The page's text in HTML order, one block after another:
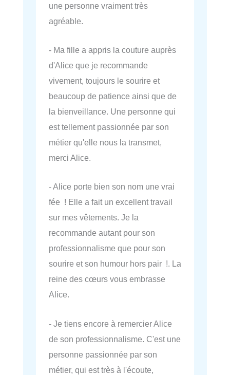
une personne vraiment très
agréable.
- Ma fille a appris la couture auprès
d'Alice que je recommande
vivement, toujours le sourire et
beaucoup de patience ainsi que de
la bienveillance. Une personne qui
est tellement passionnée par son
métier qu'elle nous la transmet,
merci Alice.
- Alice porte bien son nom une vrai
fée ! Elle a fait un excellent travail
sur mes vêtements. Je la
recommande autant pour son
professionnalisme que pour son
sourire et son humour hors pair !. La
reine des cœurs vous embrasse
Alice.
- Je tiens encore à remercier Alice
de son professionnalisme. C'est une
personne passionnée par son
métier, qui est très à l'écoute,